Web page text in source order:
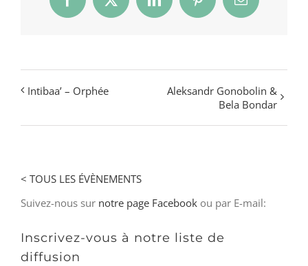
Facebook
X LinkedInPinterestEmail
Intibaa’ – Orphée
Aleksandr Gonobolin &
Bela Bondar
< TOUS LES ÉVÈNEMENTS
Suivez-nous sur notre page Facebook ou par E-mail:
Inscrivez-vous à notre liste de
diffusion